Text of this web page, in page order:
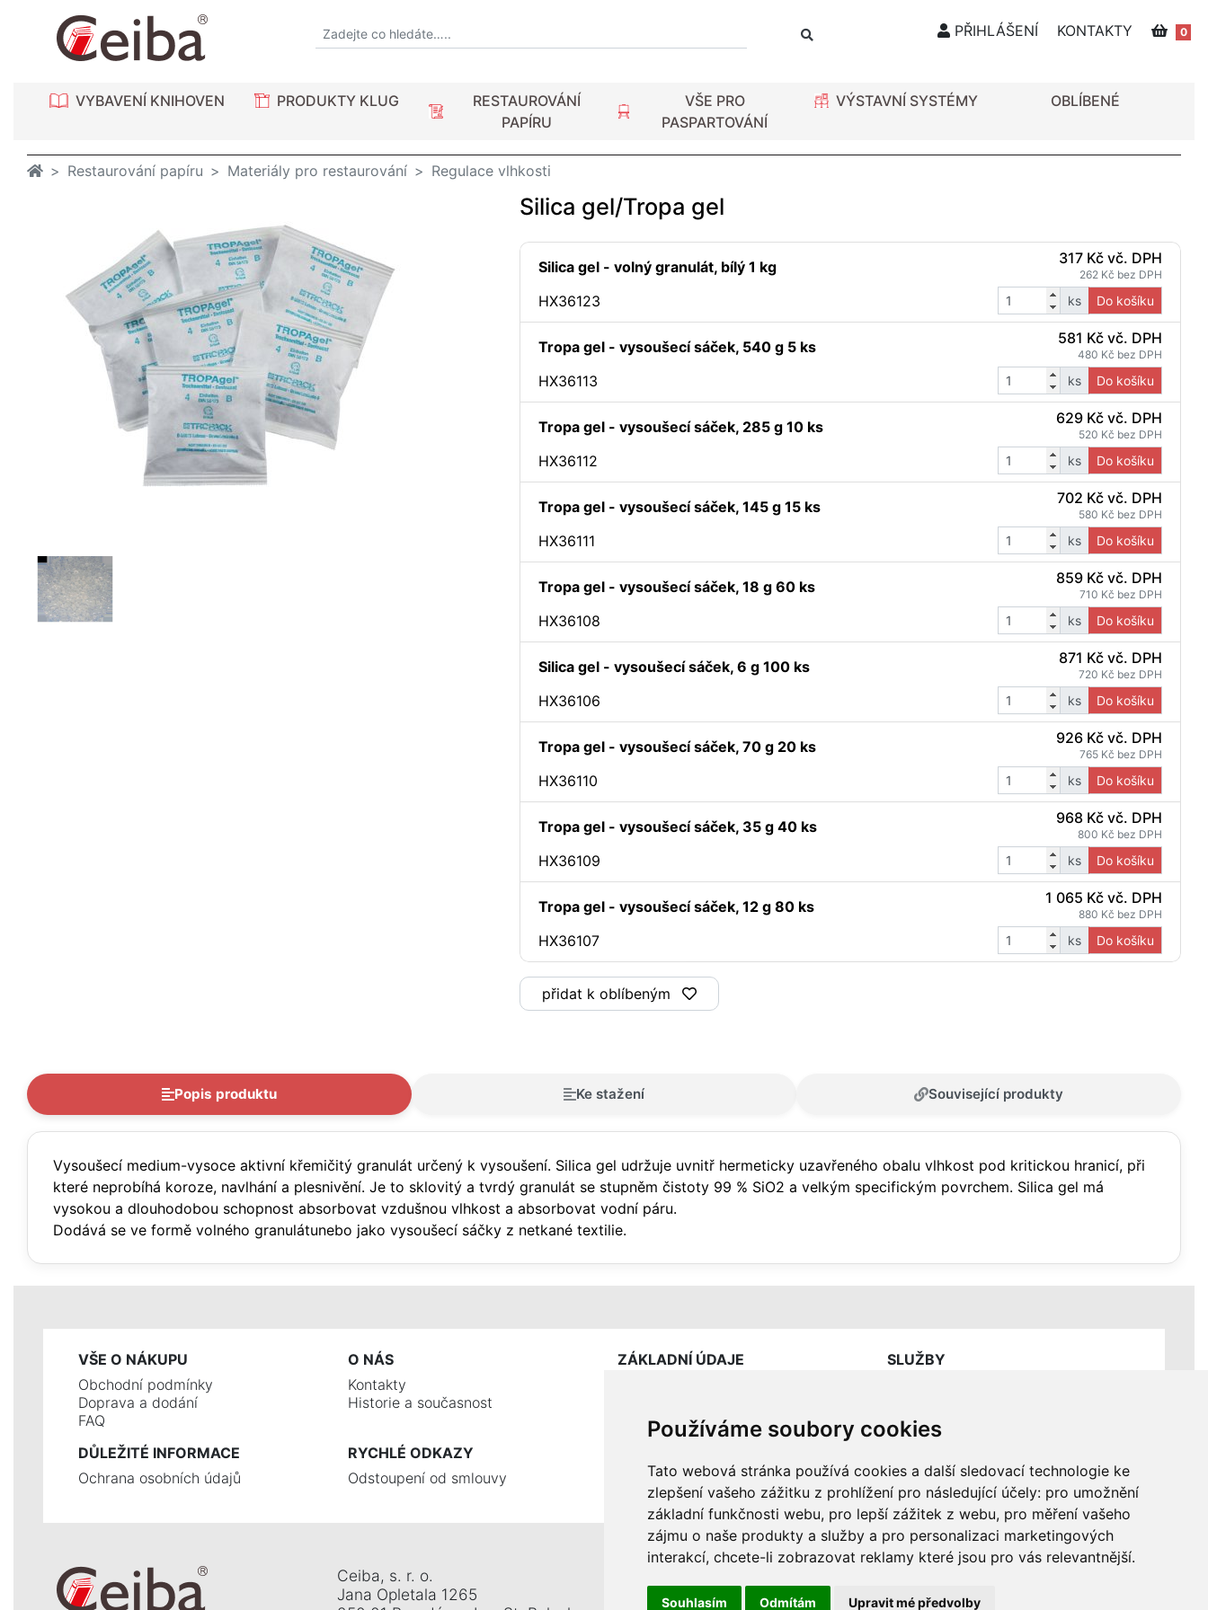
Používáme soubory cookies
Tato webová stránka používá cookies a další sledovací technologie ke
zlepšení vašeho zážitku z prohlížení pro následující účely: pro umožnění
základní funkčnosti webu, pro lepší zážitek z webu, pro měření vašeho
zájmu o naše produkty a služby a pro personalizaci marketingových
interakcí, chcete-li zobrazovat reklamy které jsou pro vás relevantnější.
Souhlasím Odmítám Upravit mé předvolby
PŘIHLÁŠENÍ KONTAKTY 0
VYBAVENÍ KNIHOVEN PRODUKTY KLUG
RESTAUROVÁNÍ
PAPÍRU
VŠE PRO
PASPARTOVÁNÍ
VÝSTAVNÍ SYSTÉMY OBLÍBENÉ
Restaurování papíru Materiály pro restaurování Regulace vlhkosti
Silica gel/Tropa gel
Silica gel - volný granulát, bílý 1 kg 317 Kč vč. DPH
262 Kč bez DPH
HX36123 ks Do košíku
Tropa gel - vysoušecí sáček, 540 g 5 ks 581 Kč vč. DPH
480 Kč bez DPH
HX36113 ks Do košíku
Tropa gel - vysoušecí sáček, 285 g 10 ks 629 Kč vč. DPH
520 Kč bez DPH
HX36112 ks Do košíku
Tropa gel - vysoušecí sáček, 145 g 15 ks 702 Kč vč. DPH
580 Kč bez DPH
HX36111 ks Do košíku
Tropa gel - vysoušecí sáček, 18 g 60 ks 859 Kč vč. DPH
710 Kč bez DPH
HX36108 ks Do košíku
Silica gel - vysoušecí sáček, 6 g 100 ks 871 Kč vč. DPH
720 Kč bez DPH
HX36106 ks Do košíku
Tropa gel - vysoušecí sáček, 70 g 20 ks 926 Kč vč. DPH
765 Kč bez DPH
HX36110 ks Do košíku
Tropa gel - vysoušecí sáček, 35 g 40 ks 968 Kč vč. DPH
800 Kč bez DPH
HX36109 ks Do košíku
Tropa gel - vysoušecí sáček, 12 g 80 ks 1 065 Kč vč. DPH
880 Kč bez DPH
HX36107 ks Do košíku
přidat k oblíbeným
Popis produktu Ke stažení Související produkty
Vysoušecí medium-vysoce aktivní křemičitý granulát určený k vysoušení. Silica gel udržuje uvnitř hermeticky uzavřeného obalu vlhkost pod kritickou hranicí, při
které neprobíhá koroze, navlhání a plesnivění. Je to sklovitý a tvrdý granulát se stupněm čistoty 99 % SiO2 a velkým specifickým povrchem. Silica gel má
vysokou a dlouhodobou schopnost absorbovat vzdušnou vlhkost a absorbovat vodní páru.
Dodává se ve formě volného granulátunebo jako vysoušecí sáčky z netkané textilie.
VŠE O NÁKUPU
Obchodní podmínky
Doprava a dodání
FAQ
O NÁS
Kontakty
Historie a současnost
ZÁKLADNÍ ÚDAJE
SLUŽBY
DŮLEŽITÉ INFORMACE
Ochrana osobních údajů
RYCHLÉ ODKAZY
Odstoupení od smlouvy
Ceiba, s. r. o.
Jana Opletala 1265
Mobil: +420 777 345 008